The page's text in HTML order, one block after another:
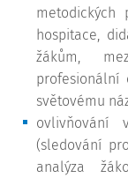
metodických
hospitace,
žákům,
profesionální
světovému
ovlivňování
(sledování
analýza